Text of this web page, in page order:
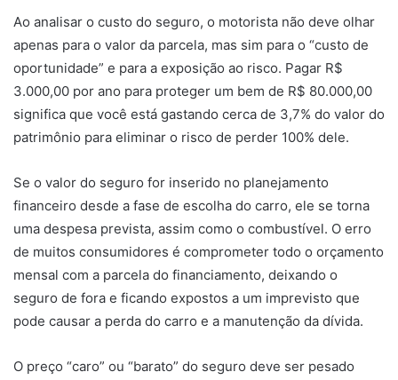
Ao analisar o custo do seguro, o motorista não deve olhar
apenas para o valor da parcela, mas sim para o “custo de
oportunidade” e para a exposição ao risco. Pagar R$
3.000,00 por ano para proteger um bem de R$ 80.000,00
significa que você está gastando cerca de 3,7% do valor do
patrimônio para eliminar o risco de perder 100% dele.
Se o valor do seguro for inserido no planejamento
financeiro desde a fase de escolha do carro, ele se torna
uma despesa prevista, assim como o combustível. O erro
de muitos consumidores é comprometer todo o orçamento
mensal com a parcela do financiamento, deixando o
seguro de fora e ficando expostos a um imprevisto que
pode causar a perda do carro e a manutenção da dívida.
O preço “caro” ou “barato” do seguro deve ser pesado